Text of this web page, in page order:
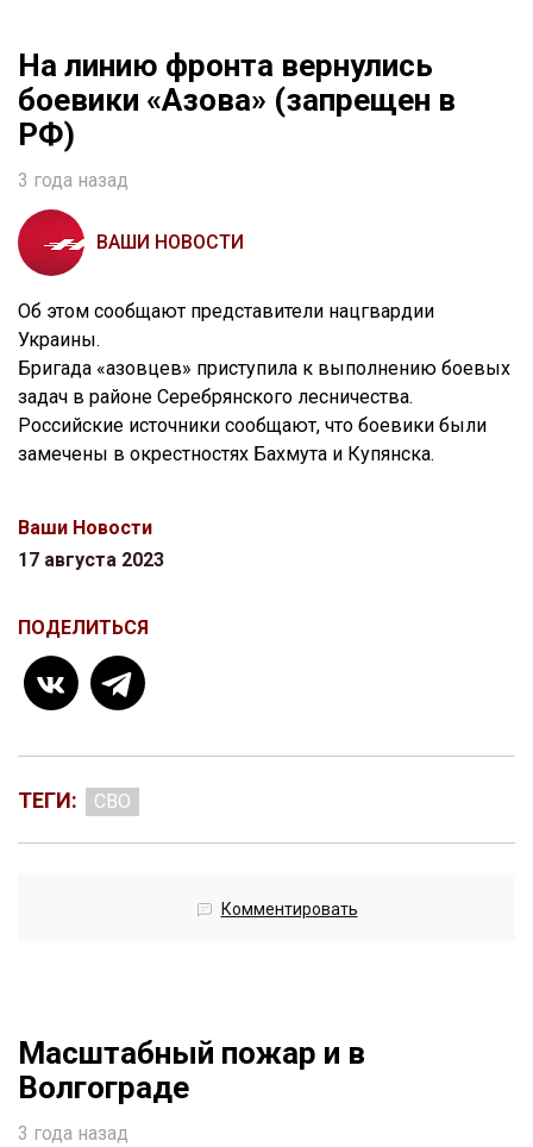
На линию фронта вернулись
боевики «Азова» (запрещен в
РФ)
3 года назад
ВАШИ НОВОСТИ
Об этом сообщают представители нацгвардии
Украины.
Бригада «азовцев» приступила к выполнению боевых
задач в районе Серебрянского лесничества.
Российские источники сообщают, что боевики были
замечены в окрестностях Бахмута и Купянска.
Ваши Новости
17 августа 2023
ПОДЕЛИТЬСЯ
ТЕГИ: СВО
Комментировать
Масштабный пожар и в
Волгограде
3 года назад